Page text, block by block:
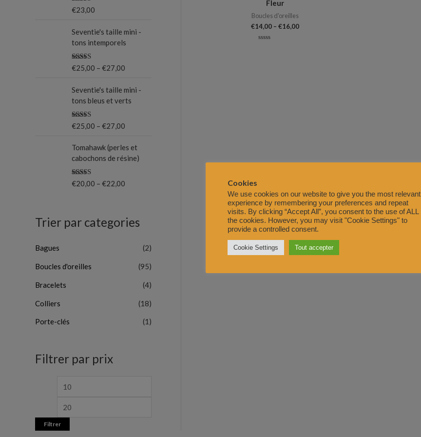
Note5.00
€23,00
Seventie's taille mini -
tons intemporels
Note5.00
sur 5
€25,00 – €27,00
Seventie's taille mini -
tons bleus et verts
Note5.00
sur 5
€25,00 – €27,00
Tomahawk (perles et
cabochons de résine)
Note5.00
€20,00 – €22,00
Trier par categories
Bagues (2)
Boucles d'oreilles (95)
Bracelets (4)
Colliers (18)
Porte-clés (1)
Filtrer par prix
Filtrer
Fleur
Boucles d'oreilles
€14,00 –€16,00
Cookies
We use cookies on our website to give you the most relevant
experience by remembering your preferences and repeat
visits. By clicking “Accept All”, you consent to the use of ALL
the cookies. However, you may visit "Cookie Settings" to
provide a controlled consent.
Cookie Settings Tout accepter